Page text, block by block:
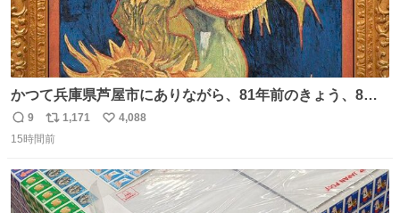
かつて兵庫県芦屋市にありながら、81年前のきょう、8月6
日の阪神大空襲の折に残念ながら焼失した、 #ゴッホ の幻
の「 #ヒマワリ 」。 当館は、東京都にある武者小路実篤記
り陶板で原寸大に再現し、2014年より展示しています。 #
大塚国際美術館
返
信
9
リ
ポ
ト
数
1,171
い
数
4,088
15時間前